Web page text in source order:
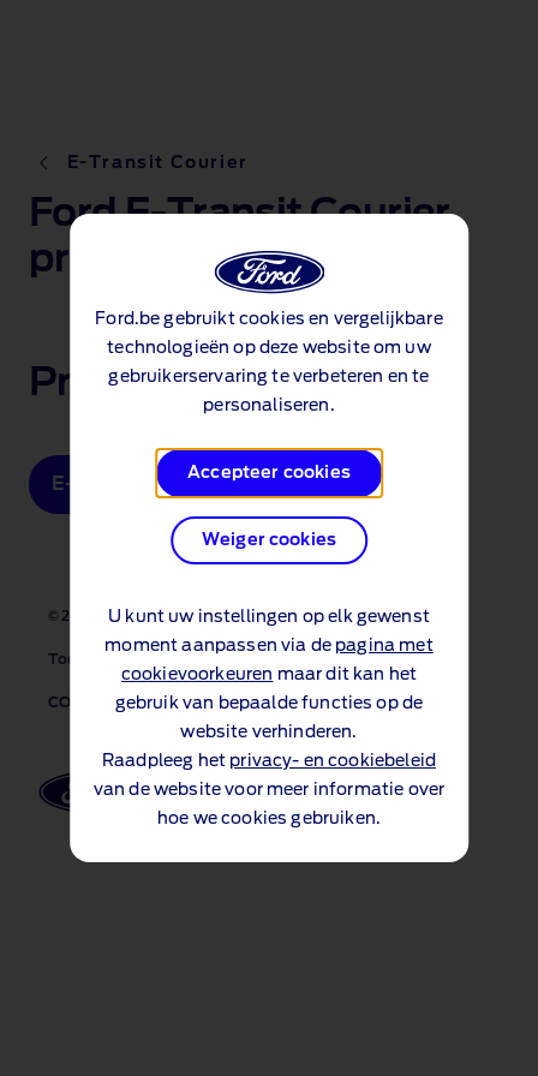
E-Transit Courier
Ford E-Transit Courier
prijslijst
Prijslijst
E-Transit Courier prijslijst (PDF 1.1MB)
Ford.be gebruikt cookies en vergelijkbare
technologieën op deze website om uw
gebruikerservaring te verbeteren en te
personaliseren.
Accepteer cookies
Weiger cookies
U kunt uw instellingen op elk gewenst
moment aanpassen via de pagina met
cookievoorkeuren maar dit kan het
gebruik van bepaalde functies op de
website verhinderen.
Raadpleeg het privacy- en cookiebeleid
van de website voor meer informatie over
hoe we cookies gebruiken.
© 2026 Ford Motor Company Contact Sitemap
Toegankelijkheid Algemene voorwaarden en privacy
CO₂-uitstoot & verbruik